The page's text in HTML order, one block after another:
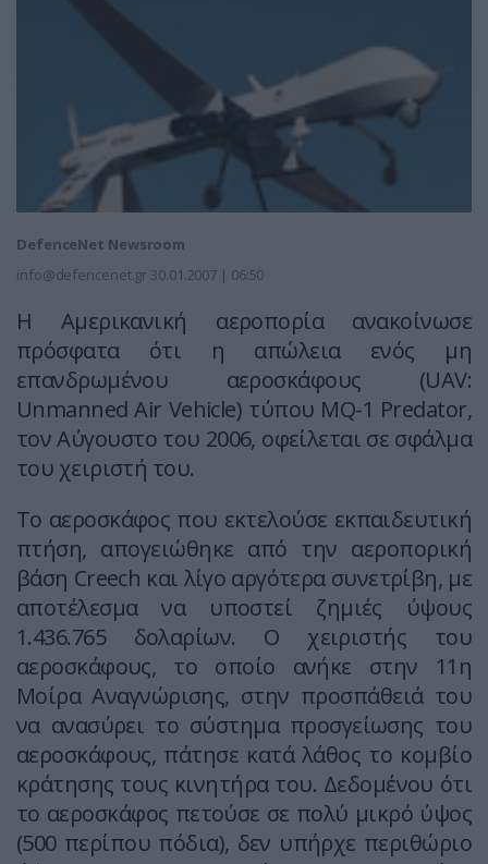
DefenceNet Newsroom
info@defencenet.gr 30.01.2007 | 06:50
H Αμερικανική αεροπορία ανακοίνωσε
πρόσφατα ότι η απώλεια ενός μη
επανδρωμένου αεροσκάφους (UAV:
Unmanned Air Vehicle) τύπου MQ-1 Predator,
τον Αύγουστο του 2006, οφείλεται σε σφάλμα
του χειριστή του.
Το αεροσκάφος που εκτελούσε εκπαιδευτική
πτήση, απογειώθηκε από την αεροπορική
βάση Creech και λίγο αργότερα συνετρίβη, με
αποτέλεσμα να υποστεί ζημιές ύψους
1.436.765 δολαρίων. Ο χειριστής του
αεροσκάφους, το οποίο ανήκε στην 11η
Μοίρα Αναγνώρισης, στην προσπάθειά του
να ανασύρει το σύστημα προσγείωσης του
αεροσκάφους, πάτησε κατά λάθος το κομβίο
κράτησης τους κινητήρα του. Δεδομένου ότι
το αεροσκάφος πετούσε σε πολύ μικρό ύψος
(500 περίπου πόδια), δεν υπήρχε περιθώριο